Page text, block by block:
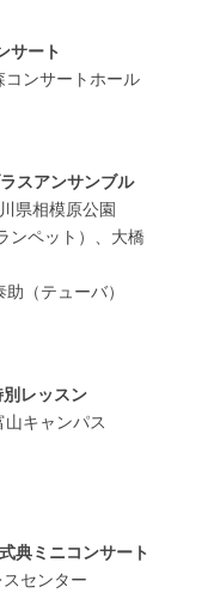
サート
ンサートホール
スアンサンブル
県相模原公園
ンペット）、大橋
（テューバ）
レッスン
キャンパス
典ミニコンサート
センター